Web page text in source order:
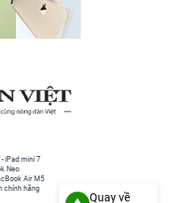
-iPad mini 7
Neo
Air M5
chính hãng
Quay về